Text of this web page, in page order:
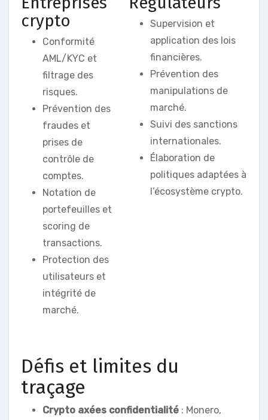
crypto
Conformité
AML/KYC et
filtrage des
risques.
Prévention des
fraudes et
prises de
contrôle de
comptes.
Notation de
portefeuilles et
scoring de
transactions.
Protection des
utilisateurs et
intégrité de
marché.
Supervision et
application des lois
financières.
Prévention des
manipulations de
marché.
Suivi des sanctions
internationales.
Élaboration de
politiques adaptées à
l’écosystème crypto.
Défis et limites du
traçage
Crypto axées confidentialité : Monero,